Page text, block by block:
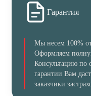
Гарантия
Мы несем 100%
Оформляем
Консультацию по
гарантии Вам
заказчики